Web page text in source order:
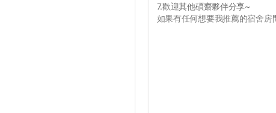
7.歡迎其他碩齋夥伴分享~
如果有任何想要我推薦的宿舍房